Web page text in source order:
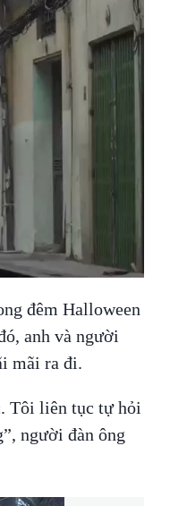
đêm Halloween
anh và người
mãi ra đi.
Tôi liên tục tự hỏi
người đàn ông